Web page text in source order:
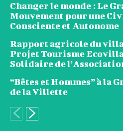
Changer le monde : Le
Mouvement pour une
Consciente et Autonome
Rapport agricole du
Projet Tourisme
Solidaire de
“Bêtes et Hommes” à la
de la Villette